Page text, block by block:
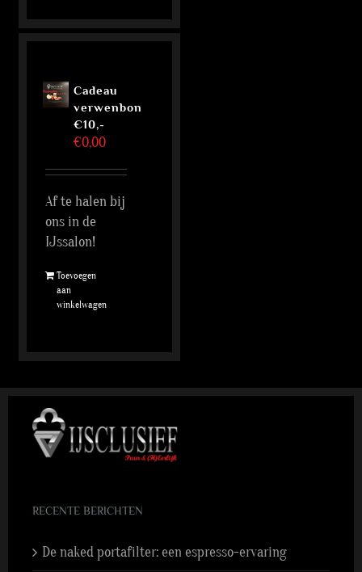
Cadeau
verwenbon
€10,-
€0,00
Af te halen bij
ons in de
IJssalon!
Toevoegen
aan
winkelwagen
RECENTE BERICHTEN
De naked portafilter: een espresso-ervaring